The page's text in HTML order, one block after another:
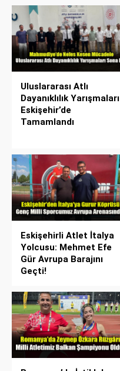
Uluslararası Atlı
Dayanıklılık Yarışmaları
Eskişehir’de
Tamamlandı
Eskişehirli Atlet İtalya
Yolcusu: Mehmet Efe
Gür Avrupa Barajını
Geçti!